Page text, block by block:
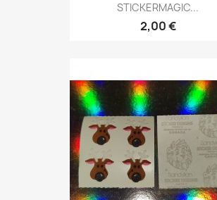
STICKERMAGIC...
2,00 €